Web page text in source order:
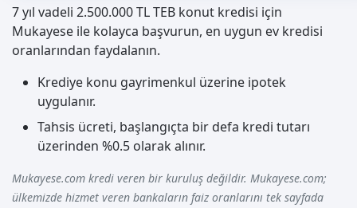
7 yıl vadeli 2.500.000 TL TEB konut kredisi için
Mukayese ile kolayca başvurun, en uygun ev kredisi
oranlarından faydalanın.
Krediye konu gayrimenkul üzerine ipotek
uygulanır.
Tahsis ücreti, başlangıçta bir defa kredi tutarı
üzerinden %0.5 olarak alınır.
Mukayese.com kredi veren bir kuruluş değildir. Mukayese.com;
ülkemizde hizmet veren bankaların faiz oranlarını tek sayfada